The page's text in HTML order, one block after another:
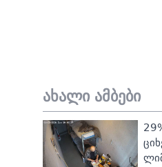
ახალი ამბები